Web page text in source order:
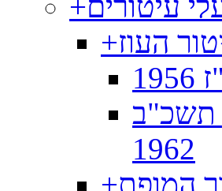
+העוז
תשכ"ב
1962